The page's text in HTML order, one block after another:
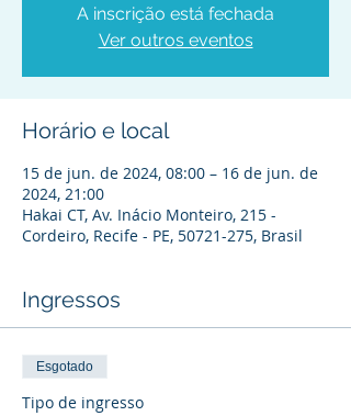
A inscrição está fechada
Ver outros eventos
Horário e local
15 de jun. de 2024, 08:00 – 16 de jun. de
2024, 21:00
Hakai CT, Av. Inácio Monteiro, 215 -
Cordeiro, Recife - PE, 50721-275, Brasil
Ingressos
Esgotado
Tipo de ingresso